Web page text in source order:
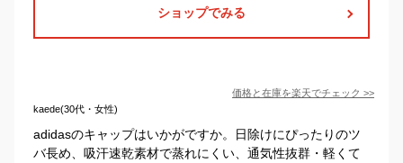
ショップでみる
価格と在庫を楽天でチェック >>
kaede(30代・女性)
adidasのキャップはいかがですか。日除けにぴったりのツ
バ長め、吸汗速乾素材で蒸れにくい、通気性抜群・軽くて